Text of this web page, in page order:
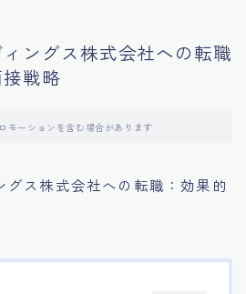
用する方法
功への鍵
めの面接戦略
ルする方法
ングス株式会社への転職
戦略
モーションを含む場合があります
グス株式会社への転職：効果的